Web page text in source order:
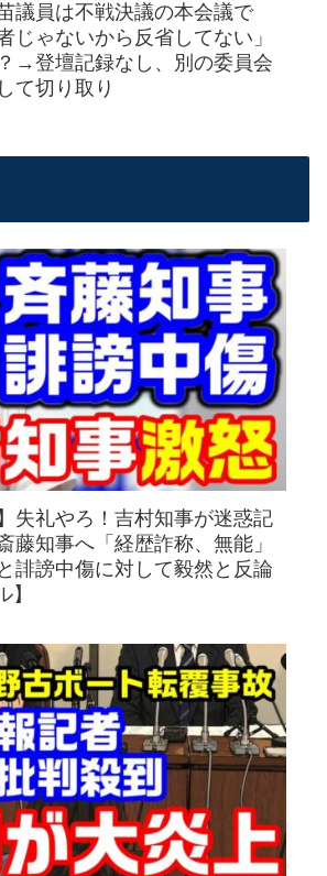
議員は不戦決議の本会議で
じゃないから反省してない」
→登壇記録なし、別の委員会
て切り取り
失礼やろ！吉村知事が迷惑記
藤知事へ「経歴詐称、無能」
誹謗中傷に対して毅然と反論
】